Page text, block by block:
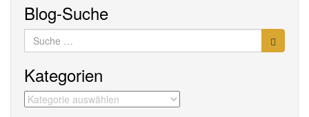
Blog-Suche
Suche
nach:
Kategorien
Kategorien